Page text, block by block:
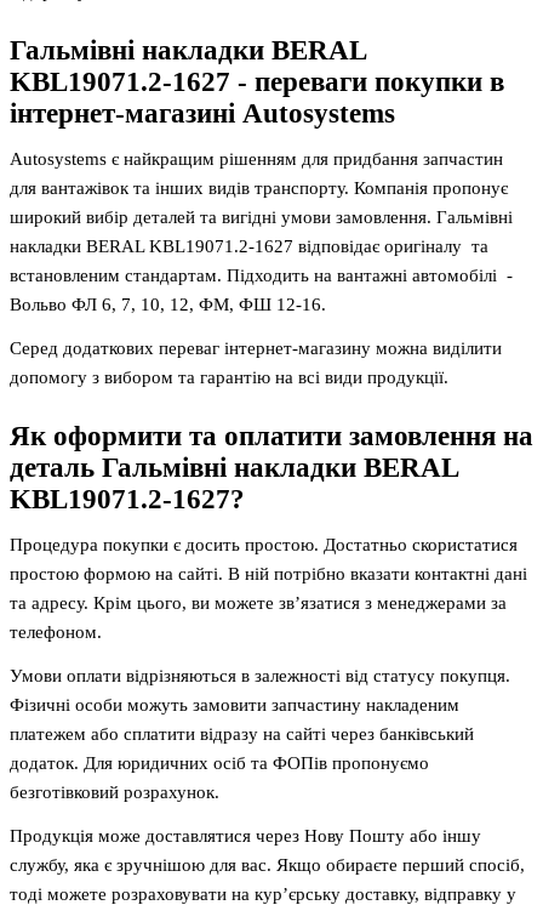
Гальмівні накладки BERAL
KBL19071.2-1627 - переваги покупки в
інтернет-магазині Autosystems
Autosystems є найкращим рішенням для придбання запчастин
для вантажівок та інших видів транспорту. Компанія пропонує
широкий вибір деталей та вигідні умови замовлення. Гальмівні
накладки BERAL KBL19071.2-1627 відповідає оригіналу та
встановленим стандартам. Підходить на вантажні автомобілі -
Вольво ФЛ 6, 7, 10, 12, ФМ, ФШ 12-16.
Серед додаткових переваг інтернет-магазину можна виділити
допомогу з вибором та гарантію на всі види продукції.
Як оформити та оплатити замовлення на
деталь Гальмівні накладки BERAL
KBL19071.2-1627?
Процедура покупки є досить простою. Достатньо скористатися
простою формою на сайті. В ній потрібно вказати контактні дані
та адресу. Крім цього, ви можете зв’язатися з менеджерами за
телефоном.
Умови оплати відрізняються в залежності від статусу покупця.
Фізичні особи можуть замовити запчастину накладеним
платежем або сплатити відразу на сайті через банківський
додаток. Для юридичних осіб та ФОПів пропонуємо
безготівковий розрахунок.
Продукція може доставлятися через Нову Пошту або іншу
службу, яка є зручнішою для вас. Якщо обираєте перший спосіб,
тоді можете розраховувати на кур’єрську доставку, відправку у